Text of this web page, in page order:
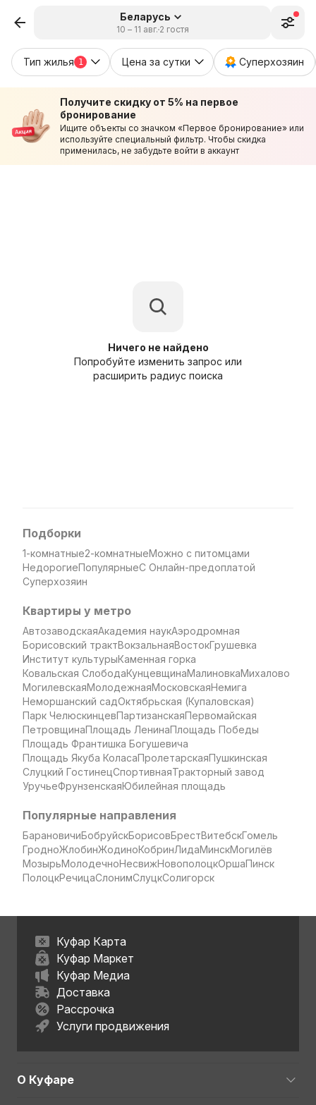
Беларусь
10 – 11 авг.2 гостя
Тип жилья 1 Цена за сутки Суперхозяин
Получите скидку от 5% на первое
бронирование
Ищите объекты со значком «Первое бронирование» или
используйте специальный фильтр. Чтобы скидка
применилась, не забудьте войти в аккаунт
Ничего не найдено
Попробуйте изменить запрос или
расширить радиус поиска
Подборки
1-комнатные2-комнатныеМожно с питомцами
НедорогиеПопулярныеС Онлайн-предоплатой
Суперхозяин
Квартиры у метро
АвтозаводскаяАкадемия наукАэродромная
Борисовский трактВокзальнаяВостокГрушевка
Институт культурыКаменная горка
Ковальская СлободаКунцевщинаМалиновкаМихалово
МогилевскаяМолодежнаяМосковскаяНемига
Неморшанский садОктябрьская (Купаловская)
Парк ЧелюскинцевПартизанскаяПервомайская
ПетровщинаПлощадь ЛенинаПлощадь Победы
Площадь Франтишка Богушевича
Площадь Якуба КоласаПролетарскаяПушкинская
Слуцкий ГостинецСпортивнаяТракторный завод
УручьеФрунзенскаяЮбилейная площадь
Популярные направления
БарановичиБобруйскБорисовБрестВитебскГомель
ГродноЖлобинЖодиноКобринЛидаМинскМогилёв
МозырьМолодечноНесвижНовополоцкОршаПинск
ПолоцкРечицаСлонимСлуцкСолигорск
Куфар Карта
Куфар Маркет
Куфар Медиа
Доставка
Рассрочка
Услуги продвижения
О Куфаре